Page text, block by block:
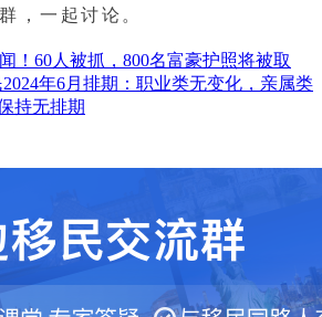
，一起讨论。
！60人被抓，800名富豪护照将被取
年6月排期：职业类无变化，亲属类
持无排期